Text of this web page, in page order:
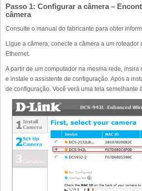
Passo 1: Configurar a câmera –
câmera
Consulte o manual do fabricante para obter
Ligue a câmera; conecte a câmera a um
Ethernet.
A partir de um computador na mesma rede, insira
e instale o assistente de configuração. Após a
de configuração. Você verá uma tela semelhante